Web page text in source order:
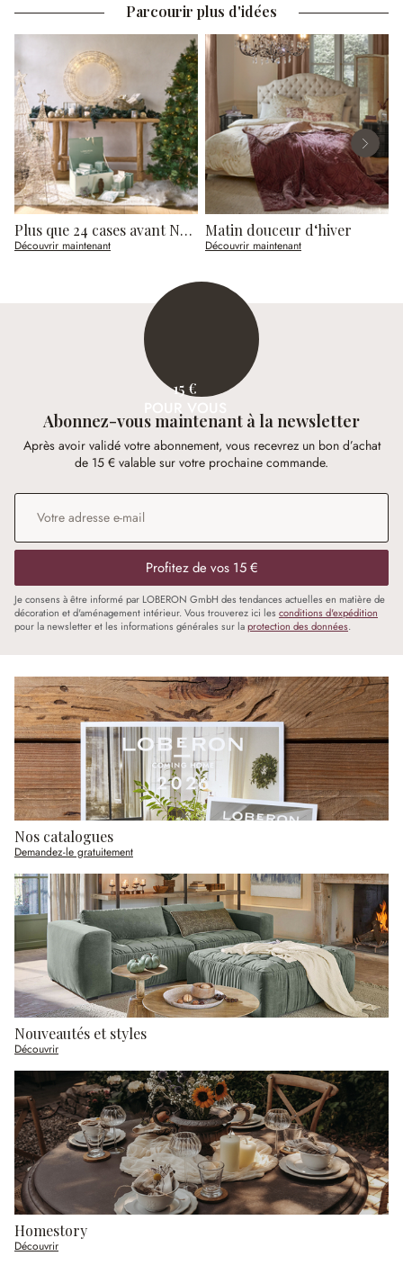
Parcourir plus d'idées
Plus que 24 cases avant Noël
Découvrir maintenant
Matin douceur d‘hiver
Découvrir maintenant
15 €
Abonnez-vous maintenant à la newsletter
Après avoir validé votre abonnement, vous recevrez un bon d’achat
de 15 € valable sur votre prochaine commande.
Adresse e-mail*
Profitez de vos 15 €
Je consens à être informé par LOBERON GmbH des tendances actuelles en matière de
décoration et d'aménagement intérieur. Vous trouverez ici les conditions d'expédition
pour la newsletter et les informations générales sur laprotection des données.
Nos catalogues
Demandez-le gratuitement
Nouveautés et styles
Découvrir
Homestory
Découvrir